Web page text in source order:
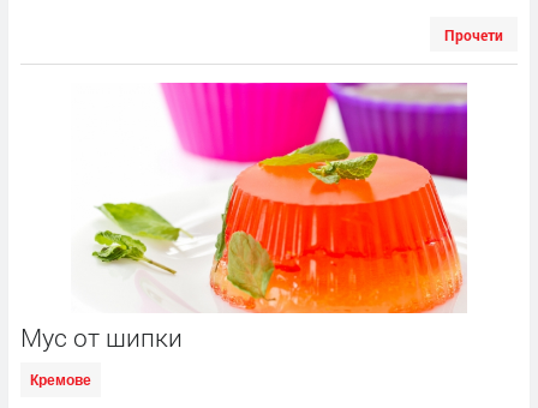
Прочети
Мус от шипки
Кремове